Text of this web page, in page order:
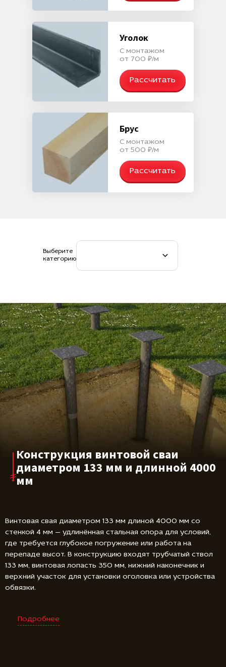
Уголок
С монтажом
от 700 ₽/м
Рассчитать
Брус
С монтажом
от 500 ₽/м
Рассчитать
Выберите
категорию
Конструкция винтовой сваи
диаметром 133 мм и длинной 4000
мм
Винтовая свая диаметром 133 мм длиной 4000 мм со
стенкой 4 мм — удлинённая стальная опора для условий,
где требуется глубокое погружение или работа на
перепаде высот. В конструкцию входят трубчатый ствол
133 мм, винтовая лопасть 350 мм, нижний наконечник и
верхний участок для установки оголовка или устройства
обвязки.
Подробнее